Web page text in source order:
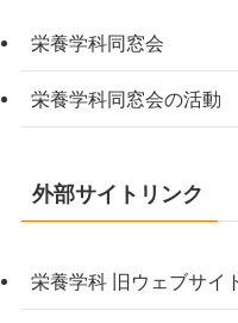
栄養学科同窓会
栄養学科同窓会の活動
外部サイトリンク
栄養学科 旧ウェブサイ